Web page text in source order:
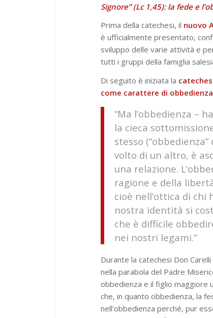
Signore” (Lc 1,45): la fede e
Prima della catechesi, il nuovo
è ufficialmente presentato,
sviluppo delle varie attività e
tutti i gruppi della famiglia
Di seguito è iniziata la
come carattere di obbedienza
“Ma l’obbedienza –
la cieca
stesso
volto di un altro, è
una relazione.
ragione e della
cioè nell’ottica di
nostra identità si
che è difficile
nei nostri legami.”
Durante la catechesi Don
nella parabola del Padre
obbedienza e il figlio maggiore
che, in quanto obbedienza, la
nell’obbedienza perché, pur